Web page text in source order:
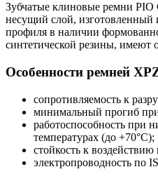
Зубчатые клиновые ремни
несущий слой, изготовленный
профиля в наличии
синтетической резины, имеют
Особенности ремней
сопротивляемость к
минимальный прогиб
работоспособность при
температурах (до +70°С);
стойкость к
электропроводность по